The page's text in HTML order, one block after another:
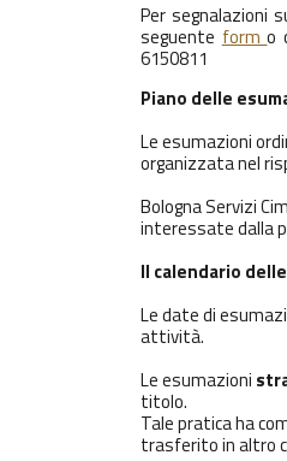
Per segnalazioni
seguente formo
6150811
Piano delle
Le esumazioni
organizzata nel
Bologna Servizi
interessate dalla
Il calendario
Le date di
attività.
Le esumazioni
titolo.
Tale pratica ha
trasferito in altro